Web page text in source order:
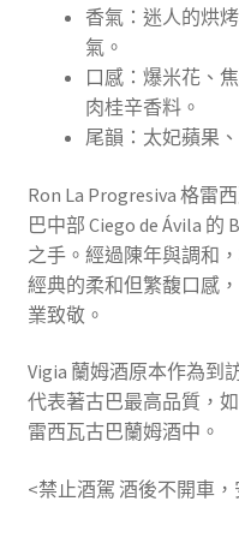
香氣：迷人的烘
氣。
口感：爆米花、
肉桂辛香料。
尾韻：太妃蘋果
Ron La Progresiva 格雷
巴中部 Ciego de Ávila 的
之手。經過陳年與調和
經典的柔和但繁馥口感
業致敬。
Vigia 蘭姆酒原本作為到
代表著古巴最高品質，
雷西瓦古巴蘭姆酒中。
<禁止酒駕 酒後不開車